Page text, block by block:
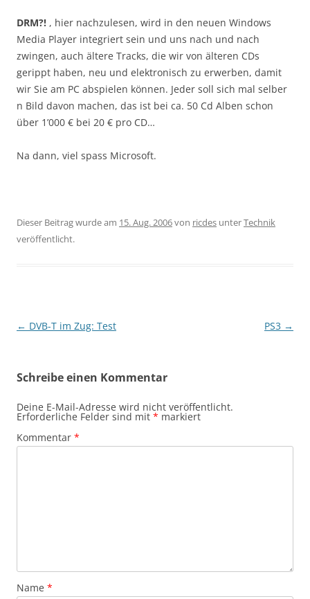
DRM?! , hier nachzulesen, wird in den neuen Windows
Media Player integriert sein und uns nach und nach
zwingen, auch ältere Tracks, die wir von älteren CDs
gerippt haben, neu und elektronisch zu erwerben, damit
wir Sie am PC abspielen können. Jeder soll sich mal selber
n Bild davon machen, das ist bei ca. 50 Cd Alben schon
über 1’000 € bei 20 € pro CD…
Na dann, viel spass Microsoft.
Dieser Beitrag wurde am 15. Aug. 2006von ricdes unterTechnik
veröffentlicht.
Beitragsnavigation
← DVB-T im Zug: Test PS3 →
Schreibe einen Kommentar
Deine E-Mail-Adresse wird nicht veröffentlicht.
Erforderliche Felder sind mit * markiert
Kommentar *
Name *